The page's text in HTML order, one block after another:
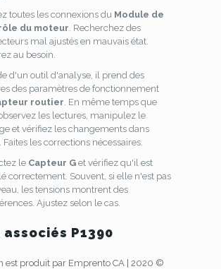
toutes les connexions du Module de
du moteur. Recherchez des
mal ajustés en mauvais état.
au besoin.
d'un outil d'analyse, il prend des
des paramètres de fonctionnement
routier. En même temps que
les lectures, manipulez le
et vérifiez les changements dans
Faites les corrections nécessaires.
le Capteur Get vérifiez qu'il est
correctement. Souvent, si elle n'est pas
les tensions montrent des
Ajustez selon le cas.
associés P1390
est produit par Emprento CA | 2020 ©